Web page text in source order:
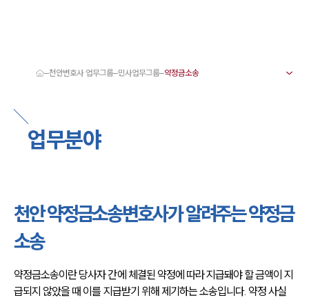
서울·대전·천안변호사
천안형사전문변호사
천안이혼전문변호사
천안학교폭력변호사
천안변호사 주요 업무사례
천안 분사무소 오시는 길
천안변호사상담 상담접수
채용정보
천안변호사 업무그룹 민사업무그룹
업무분야
천안 약정금소송변호사가 알려주는 약정금
소송
약정금소송이란 당사자 간에 체결된 약정에 따라 지급돼야 할 금액이 지
급되지 않았을 때 이를 지급받기 위해 제기하는 소송입니다. 약정 사실